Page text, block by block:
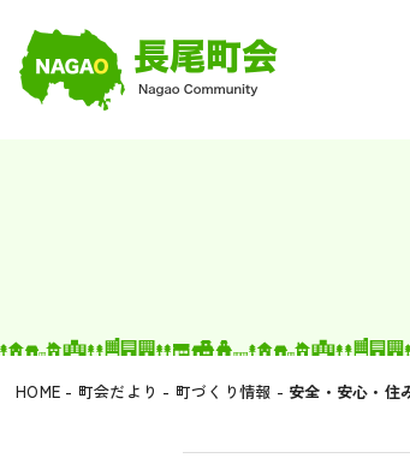
HOME - 町会だより - 町づくり情報 - 安全・安心・住